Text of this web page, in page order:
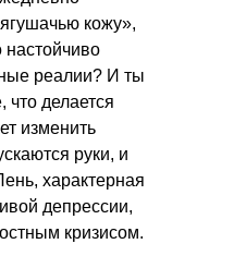
кожу»,
настойчиво
реалии? И ты
что делается
изменить
руки, и
характерная
депрессии,
кризисом.